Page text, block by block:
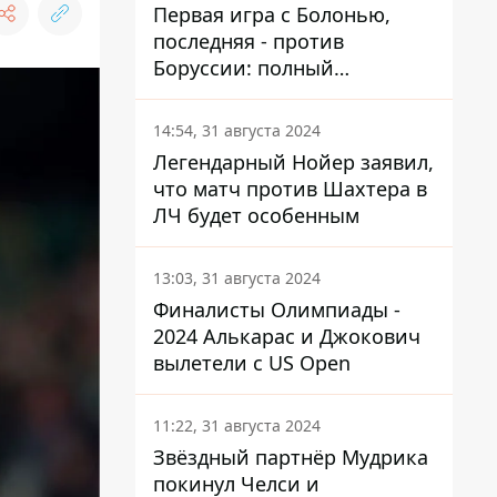
Первая игра с Болонью,
последняя - против
Боруссии: полный
календарь Шахтера в новой
ЛЧ
14:54, 31 августа 2024
Легендарный Нойер заявил,
что матч против Шахтера в
ЛЧ будет особенным
13:03, 31 августа 2024
Финалисты Олимпиады -
2024 Алькарас и Джокович
вылетели с US Open
11:22, 31 августа 2024
Звёздный партнёр Мудрика
покинул Челси и